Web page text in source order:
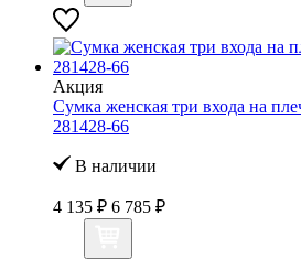
Акция
Сумка женская три входа на
281428-66
В наличии
4 135 ₽ 6 785 ₽